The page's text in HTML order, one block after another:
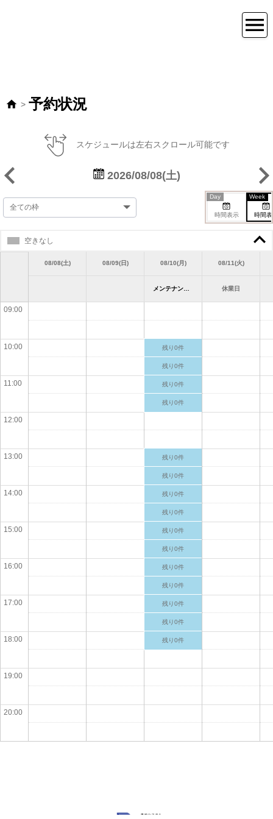
> 予約状況
スケジュールは左右スクロール可能です
2026/08/08(土)
時間表示
Day
時間
Week
空きなし
09:00
10:00
11:00
12:00
13:00
14:00
15:00
16:00
17:00
18:00
19:00
20:00
08/08(土) 08/09(日) 08/10(月) 08/11(火)
メンテナンス（プラザ加古川） カワサキ プラザ加古川 休業日
残り0件
残り0件
残り0件
残り0件
残り0件
残り0件
残り0件
残り0件
残り0件
残り0件
残り0件
残り0件
残り0件
残り0件
残り0件